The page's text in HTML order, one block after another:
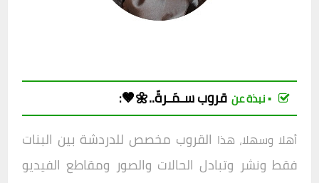
▪︎ نبذة عن قروب سـمَـرةّ..🌼🤎:
أهلا وسهلا، هذا القروب مخصص للدردشة بين البنات
فقط ونشر وتبادل الحالات والصور ومقاطع الفيديو